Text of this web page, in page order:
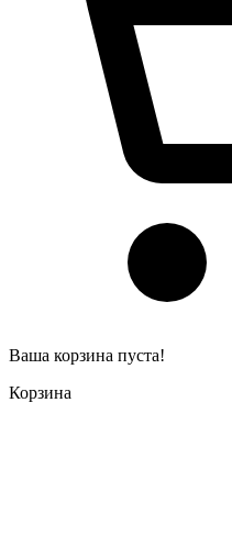
Ваша корзина пуста!
Корзина